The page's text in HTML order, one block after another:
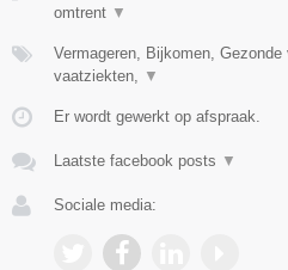
omtrent ▼
Vermageren, Bijkomen,
vaatziekten,
▼
Er wordt gewerkt op afspraak.
Laatste facebook posts ▼
Sociale media: